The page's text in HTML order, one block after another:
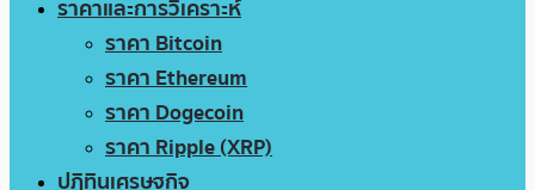
ราคาและการวิเคราะห์
ราคา Bitcoin
ราคา Ethereum
ราคา Dogecoin
ราคา Ripple (XRP)
ปฏิทินเศรษฐกิจ